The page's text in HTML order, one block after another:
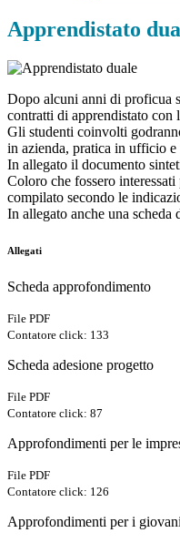
Apprendistato
Dopo alcuni anni di proficua
contratti di apprendistato con
Gli studenti coinvolti
in azienda, pratica in ufficio
In allegato il documento
Coloro che fossero
compilato secondo le
In allegato anche una
Allegati
Scheda approfondimento
File PDF
Contatore click: 133
Scheda adesione progetto
File PDF
Contatore click: 87
Approfondimenti per le
File PDF
Contatore click: 126
Approfondimenti per i giovani